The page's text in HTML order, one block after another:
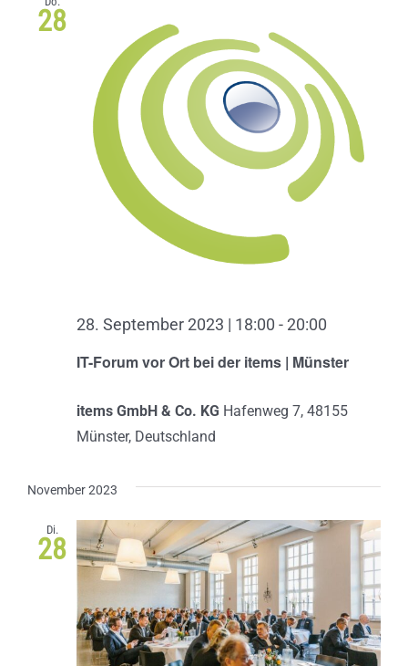
28
IT-Forum vor Ort bei der items | Münster
28. September 2023 | 18:00 - 20:00
items GmbH & Co. KG Hafenweg 7, 48155
Münster, Deutschland
November 2023
Di.
28